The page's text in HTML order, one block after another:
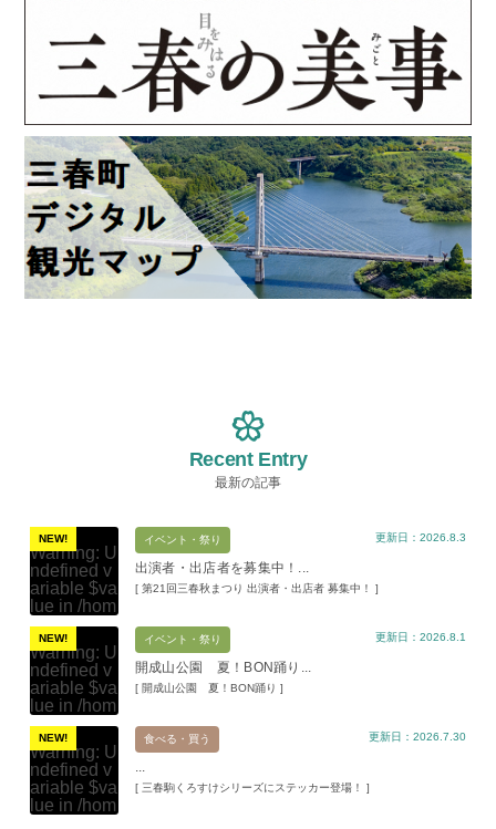
Recent Entry
最新の記事
NEW!
Warning: U
ndefined v
ariable $va
lue in /hom
e/xs11945
9/miharuko
ma.com/pu
blic_html/w
p-content/t
hemes/mih
aru/templat
e-parts/pic
up.phpon l
ine19
Warning: A
イベント・祭り
出演者・出店者を募集中！...
[ 第21回三春秋まつり 出演者・出店者 募集中！ ]
更新日：2026.8.3
NEW!
Warning: U
ndefined v
ariable $va
lue in /hom
e/xs11945
9/miharuko
ma.com/pu
blic_html/w
p-content/t
hemes/mih
イベント・祭り
開成山公園 夏！BON踊り...
[ 開成山公園 夏！BON踊り ]
更新日：2026.8.1
NEW!
Warning: U
ndefined v
ariable $va
lue in /hom
食べる・買う
[ 三春駒くろすけシリーズにステッカー登場！ ]
更新日：2026.7.30